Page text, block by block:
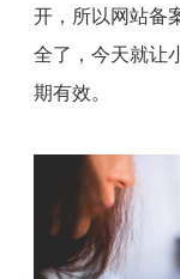
开，所以网站备
全了，今天就让
期有效。